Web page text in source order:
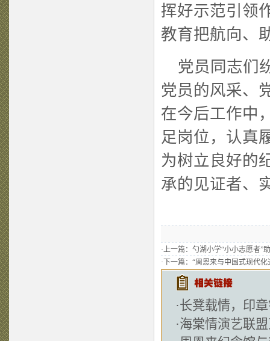
挥好示范引领
教育把航向、
党员同志们
党员的风采、
在今后工作中
足岗位，认真
为树立良好的
承的见证者、
·上一篇： 勺湖小学“小小志愿者”
·下一篇： “周恩来与中国式现代
·长凳载情，印
·海棠情演艺联